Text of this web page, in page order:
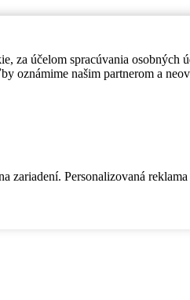
za účelom spracúvania osobných
oznámime našim partnerom a
Personalizovaná reklama